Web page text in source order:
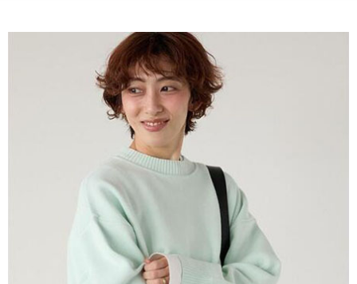
消。如遇「轉專審核」未通過狀況，表示未達大哥付你分期系統評分，恕無
【繳款方式說明】
1.分期款項不併入電信帳單，「大哥付你分期」於每月結算日後寄送繳費提
2.透過簡訊連結打開帳單後，可選擇「超商條碼／台灣大直營門市／銀行轉
帳／街口支付／iPASS MONEY」等通路繳費。
1.本服務係由「台灣大哥大股份有限公司」（以下簡稱本公司）所提供，讓
用戶於交易時，得透過本服務購買商品或服務，並由商店將買賣／分期付款
買賣價金債權讓與本公司後，依約使用本公司帳單繳交帳款。
2.基於同意付款使用「大哥付你分期」之契約關係目的，商店將以您的個人
資料（包含姓名、電話或地址）提供予台灣大哥大進項蒐集、處理及利用，
由本公司與您本人進行分期帳單所需資料之確認、核對及更正。
3.完整用戶服務條款，請詳閱以下連結：
https://oppay.tw/userRule
１．簡單：不需註冊會員、不需綁卡、不需儲值。
２．便利：只要手機號碼，簡訊認證，即可結帳。
３．安心：先確認商品／服務後，再付款。
【「AFTEE先享後付」結帳流程】
１．於結帳方式選擇「AFTEE先享後付」後，將跳轉至「AFTEE先享後付」
結帳頁面，進行簡訊認證並確認金額後，即可完成結帳。
２．訂單成立數日內，您將收到繳費通知簡訊。
３．收到繳費通知簡訊後14天內，點擊此簡訊中的連結，可透過四大超商／
ATM／網路銀行／等多元方式進行付款，方視為交易完成。
※ 請注意：結帳手續完成當下不需立刻繳費，但若您需要取消訂單，請聯絡
購買商品的店家。未經商家同意取消之訂單仍視為有效，需透過AFTEE先享
※ 交易是否成功請以「AFTEE先享後付 」之結帳頁面顯示為準，若有關於
是否繳費成功／繳費後需取消欲退款等相關疑問，請聯繫「AFTEE先享後付
https://netprotections.freshdesk.com/support/home
每筆NT$60，滿NT$388(含以上)免運費
每筆NT$60，滿NT$388(含以上)免運費
每筆NT$60，滿NT$888(含以上)免運費
每筆NT$60，滿NT$888(含以上)免運費